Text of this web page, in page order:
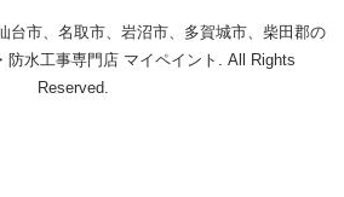
台市、名取市、岩沼市、多賀城市、柴田郡の
防水工事専門店 マイペイント. All Rights
Reserved.